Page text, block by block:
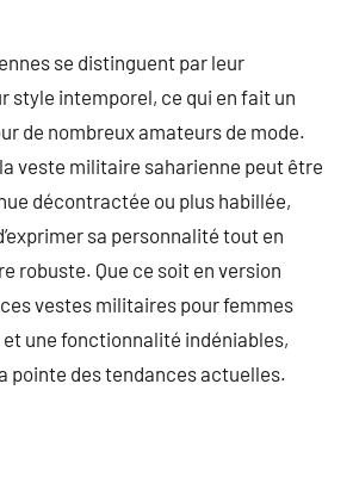
se distinguent par leur
style intemporel, ce qui en fait un
de nombreux amateurs de mode.
veste militaire saharienne peut être
décontractée ou plus habillée,
sa personnalité tout en
robuste. Que ce soit en version
vestes militaires pour femmes
une fonctionnalité indéniables,
pointe des tendances actuelles.